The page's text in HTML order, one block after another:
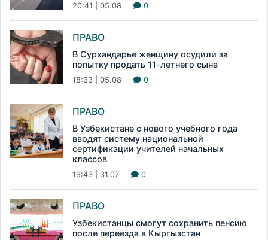
20:41 | 05.08 0
ПРАВО
В Сурхандарье женщину осудили за
попытку продать 11-летнего сына
18:33 | 05.08 0
ПРАВО
В Узбекистане с нового учебного года
вводят систему национальной
сертификации учителей начальных
классов
19:43 | 31.07 0
ПРАВО
Узбекистанцы смогут сохранить пенсию
после переезда в Кыргызстан